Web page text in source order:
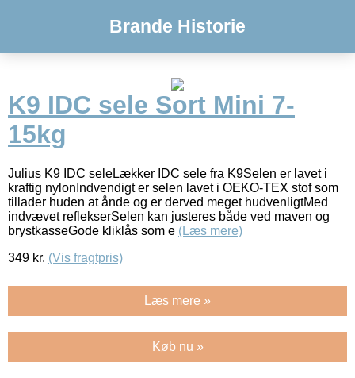
Brande Historie
K9 IDC sele Sort Mini 7-
15kg
Julius K9 IDC seleLækker IDC sele fra K9Selen er lavet i
kraftig nylonIndvendigt er selen lavet i OEKO-TEX stof som
tillader huden at ånde og er derved meget hudvenligtMed
indvævet reflekserSelen kan justeres både ved maven og
brystkasseGode kliklås som e (Læs mere)
349 kr. (Vis fragtpris)
Læs mere »
Køb nu »